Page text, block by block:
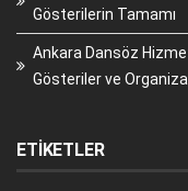
Gösterilerin Tamamı
Ankara Dansöz
Gösteriler ve
ETIKETLER